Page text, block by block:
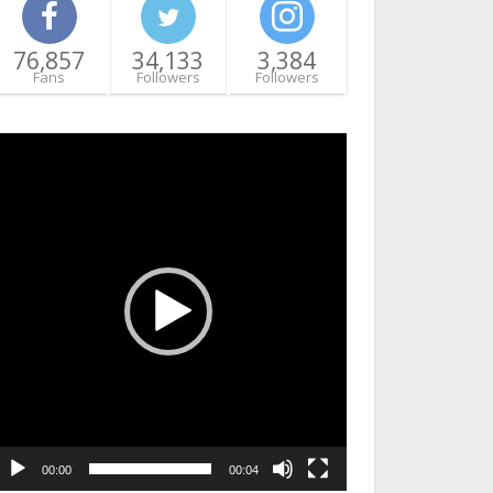
76,857
Fans
34,133
Followers
3,384
Followers
00:00 00:04